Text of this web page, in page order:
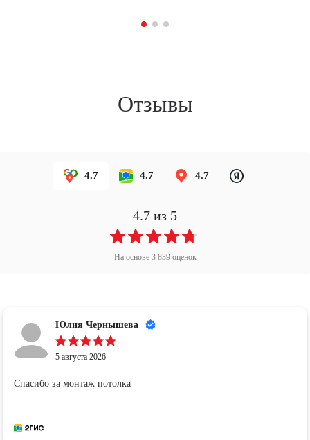
Отзывы
4.7 4.7 4.7
4.7 из 5
На основе 3 839оценок
Юлия Чернышева
5 августа 2026
Спасибо за монтаж потолка